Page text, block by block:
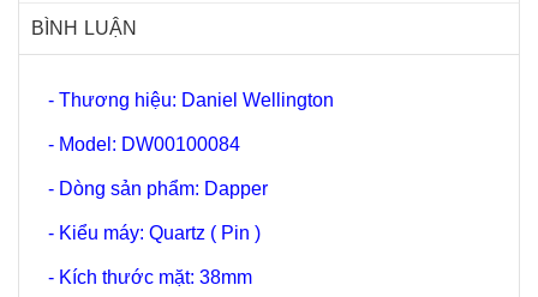
BÌNH LUẬN
- Thương hiệu: Daniel Wellington
- Model: DW00100084
- Dòng sản phẩm: Dapper
- Kiểu máy: Quartz ( Pin )
- Kích thước mặt: 38mm